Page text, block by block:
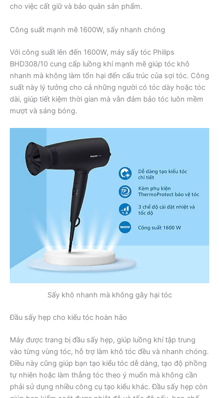
cho việc cất giữ và bảo quản sản phẩm.
Công suất mạnh mẽ 1600W, sấy nhanh chóng
Với công suất lên đến 1600W, máy sấy tóc Philips
BHD308/10 cung cấp luồng khí mạnh mẽ giúp tóc khô
nhanh mà không làm tổn hại đến cấu trúc của sợi tóc. Công
suất này lý tưởng cho cả những người có tóc dày hoặc tóc
dài, giúp tiết kiệm thời gian mà vẫn đảm bảo tóc luôn mềm
mượt và sáng bóng.
Sấy khô nhanh mà không gây hại tóc
Đầu sấy hẹp cho kiểu tóc hoàn hảo
Máy được trang bị đầu sấy hẹp, giúp luồng khí tập trung
vào từng vùng tóc, hỗ trợ làm khô tóc đều và nhanh chóng.
Điều này cũng giúp bạn tạo kiểu tóc dễ dàng, tạo độ phồng
tự nhiên hoặc làm thẳng tóc theo ý muốn mà không cần
phải sử dụng nhiều công cụ tạo kiểu khác. Đầu sấy hẹp còn